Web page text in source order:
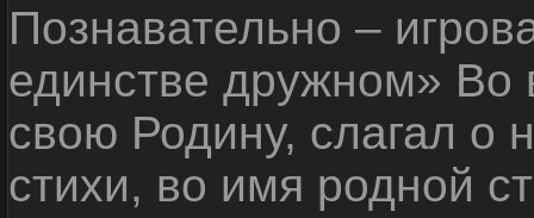
Познавательно –
единстве дружном»
свою Родину, слагал о
стихи, во имя родной